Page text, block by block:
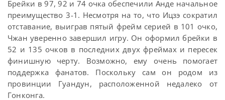
Брейки в 97, 92 и 74 очка обеспечили Анде начальное
преимущество 3-1. Несмотря на то, что Ицзэ сократил
отставание, выиграв пятый фрейм серией в 101 очко,
Чжан уверенно завершил игру. Он оформил брейки в
52 и 135 очков в последних двух фреймах и пересек
финишную черту. Возможно, ему очень помогает
поддержка фанатов. Поскольку сам он родом из
провинции Гуандун, расположенной недалеко от
Гонконга.